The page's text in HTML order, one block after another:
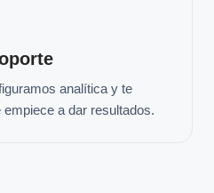
analítica y te
a dar resultados.